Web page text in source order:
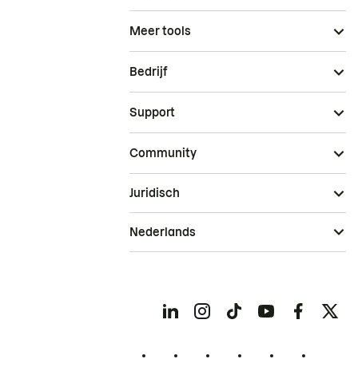
Meer tools
Bedrijf
Support
Community
Juridisch
Nederlands